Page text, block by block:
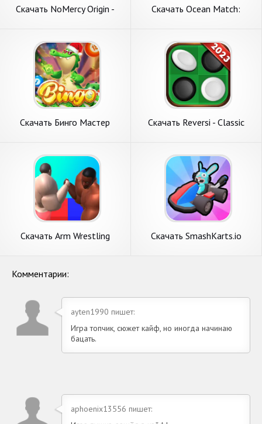
Скачать NoMercy Origin -
Скачать Ocean Match:
на Андроид
Скачать Бинго Мастер
Скачать Reversi - Classic
Скачать Arm Wrestling
Скачать SmashKarts.io
Комментарии:
ayten1990 пишет:
Игра топчик, сюжет кайф, но иногда начинаю
бацать.
aphoenix13556 пишет: